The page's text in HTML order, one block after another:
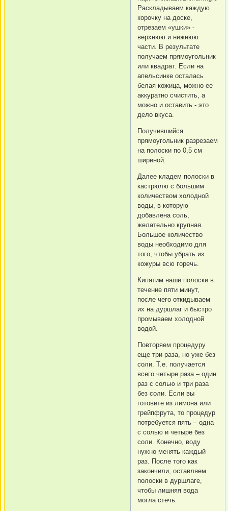
Раскладываем каждую
корочку на доске,
отрезаем «ушки» -
верхнюю и нижнюю
части. В результате
получаем прямоугольник
или квадрат. Если на
апельсинке осталась
белая кожица, можно ее
аккуратно счистить, а
можно и оставить - это
дело вкуса.
Получившийся
прямоугольник разрезаем
на полоски по 0,5 см
шириной.
Далее кладем полоски в
кастрюлю с большим
количеством холодной
воды, в которую
добавлена соль,
желательно крупная.
Большое количество
воды необходимо для
того, чтобы убрать из
кожуры всю горечь.
Кипятим наши полоски в
течение пяти минут,
после чего откидываем
их на дуршлаг и быстро
промываем холодной
водой.
Повторяем процедуру
еще три раза, но уже без
соли. Т.е. получается
всего четыре раза – один
раз с солью и три раза
без соли. Если вы
готовите из лимона или
грейпфрута, то процедур
потребуется пять – одна
с солью и четыре без
соли. Конечно, воду
нужно менять каждый
раз. После того как
закончили, оставляем
полоски в дуршлаге,
чтобы лишняя вода
могла стечь.